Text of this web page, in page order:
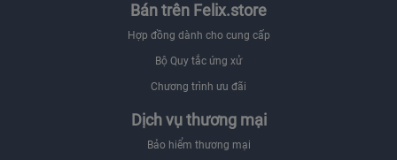
Bán trên Felix.store
Hợp đồng dành cho cung cấp
Bộ Quy tắc ứng xử
Chương trình ưu đãi
Dịch vụ thương mại
Bảo hiểm thương mại